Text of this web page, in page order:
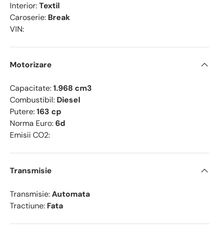
Interior:Textil
Caroserie: Break
VIN:
Motorizare
Capacitate:1.968 cm3
Combustibil: Diesel
Putere:163 cp
Norma Euro:6d
Emisii CO2:
Transmisie
Transmisie:Automata
Tractiune: Fata